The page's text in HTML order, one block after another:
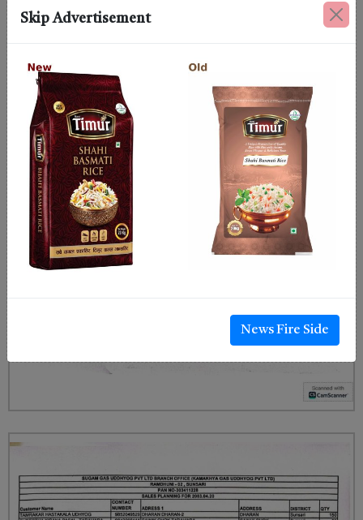
Skip Advertisement
News Fire Side